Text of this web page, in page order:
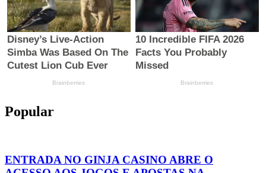
Popular
ENTRADA NO GINJA CASINO ABRE O